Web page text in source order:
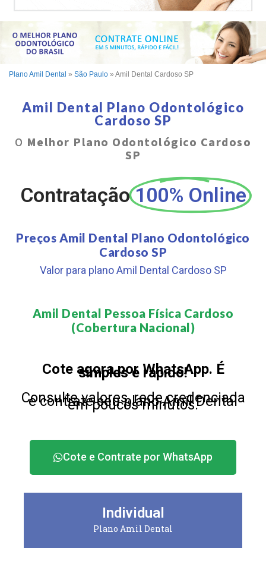
Plano Amil Dental » São Paulo » Amil Dental Cardoso SP
Amil Dental Plano Odontológico
Cardoso SP
O Melhor Plano Odontológico Cardoso
SP
Contratação 100% Online
Preços Amil Dental Plano Odontológico
Cardoso SP
Valor para plano Amil Dental Cardoso SP
Amil Dental Pessoa Física Cardoso
(Cobertura Nacional)​
Cote agora por WhatsApp. É
simples e rápido!
Consulte valores, rede credenciada
e contrate seu plano Amil Dental
em poucos minutos.
Cote e Contrate por WhatsApp
Individual
Plano Amil Dental